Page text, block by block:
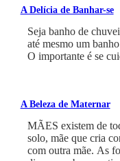
A Delícia de Banhar-se
Seja banho de
até mesmo um
O importante é se
A Beleza de Maternar
MÃES existem de
solo, mãe que cria
com outra mãe. As